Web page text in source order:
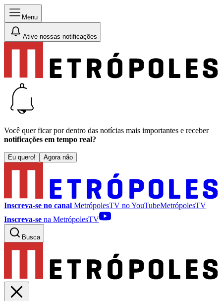
Menu
Ative nossas notificações
Você quer ficar por dentro das notícias mais importantes e receber
notificações em tempo real?
Eu quero! Agora não
Inscreva-se no canal MetrópolesTV noYouTubeMetrópolesTV
Inscreva-se na MetrópolesTV
Busca